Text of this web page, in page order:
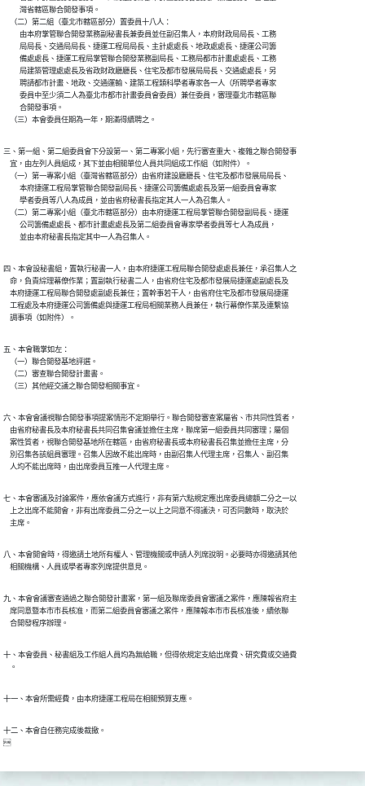
          灣省轄區聯合開發事項。
    （二）第二組（臺北市轄區部分）置委員十八人：
          由本府掌管聯合開發業務副秘書長兼委員並任副召集人，本府財政局局長、工務
          局局長、交通局局長、捷運工程局局長、主計處處長、地政處處長、捷運公司籌
          備處處長、捷運工程局掌管聯合開發業務副局長、工務局都市計畫處處長、工務
          局建築管理處處長及省政財政廳廳長、住宅及都市發展局局長、交通處處長，另
          聘請都市計畫、地政、交通運輸、建築工程類科學者專家各一人（所聘學者專家
          委員中至少須二人為臺北市都市計畫委員會委員）兼任委員，審理臺北市轄區聯
          合開發事項。
三、第一組、第二組委員會下分設第一、第二專案小組，先行審查重大、複雜之聯合開發事
    宜，由左列人員組成，其下並由相關單位人員共同組成工作組（如附件）。
    （一）第一專案小組（臺灣省轄區部分）由省府建設廳廳長、住宅及都市發展局局長、
          本府捷運工程局掌管聯合開發副局長、捷運公司籌備處處長及第一組委員會專家
          學者委員等八人為成員，並由省府秘書長指定其人一人為召集人。
    （二）第二專案小組（臺北市轄區部分）由本府捷運工程局掌管聯合開發副局長、捷運
          公司籌備處處長、都市計畫處處長及第二組委員會專家學者委員等七人為成員，
四、本會設秘書組，置執行秘書一人，由本府捷運工程局聯合開發處處長兼任，承召集人之
    命，負責綜理幕僚作業；置副執行秘書二人，由省府住宅及都市發展局捷運處副處長及
    本府捷運工程局聯合開發處副處長兼任；置幹事若干人，由省府住宅及都市發展局捷運
    工程處及本府捷運公司籌備處與捷運工程局相關業務人員兼任，執行幕僚作業及連繫協
五、本會職掌如左：
    （一）聯合開發基地評選。
    （二）審查聯合開發計畫書。
六、本會會議視聯合開發事項提案情形不定期舉行。聯合開發審查案屬省、市共同性質者，
    由省府秘書長及本府秘書長共同召集會議並擔任主席，聯席第一組委員共同審理；屬個
    案性質者，視聯合開發基地所在轄區，由省府秘書長或本府秘書長召集並擔任主席，分
    別召集各該組員審理。召集人因故不能出席時，由副召集人代理主席，召集人、副召集
七、本會審議及討論案件，應依會議方式進行，非有第六點規定應出席委員總額二分之一以
    上之出席不能開會，非有出席委員二分之一以上之同意不得議決，可否同數時，取決於
八、本會開會時，得邀請土地所有權人、管理機關或申請人列席說明。必要時亦得邀請其他
九、本會會議審查通過之聯合開發計畫案，第一組及聯席委員會審議之案件，應陳報省府主
    席同意暨本市市長核准，而第二組委員會審議之案件，應陳報本市市長核准後，續依聯
十、本會委員、秘書組及工作組人員均為無給職，但得依規定支給出席費、研究費或交通費
十二、本會自任務完成後裁撤。